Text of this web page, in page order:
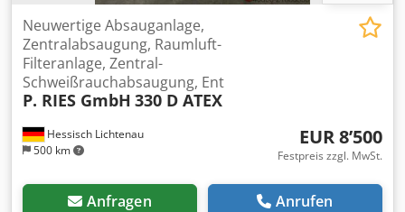
Hessisch Lichtenau
500 km
Neuwertige Absauganlage,
Zentralabsaugung, Raumluft-
Filteranlage, Zentral-
Schweißrauchabsaugung, Ent
P. RIES GmbH 330 D ATEX
EUR 8’500
Festpreis zzgl. MwSt.
Anfragen Anrufen